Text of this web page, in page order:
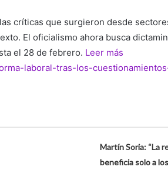
críticas que surgieron desde
El oficialismo ahora busca
el 28 de febrero. Leer más
laboral-tras-los-
Martín Soria: “La
beneficia solo a